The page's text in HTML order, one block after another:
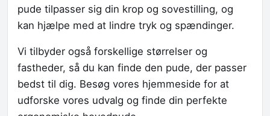
pude tilpasser sig din krop og sovestilling, og
kan hjælpe med at lindre tryk og spændinger.
Vi tilbyder også forskellige størrelser og
fastheder, så du kan finde den pude, der passer
bedst til dig. Besøg vores hjemmeside for at
udforske vores udvalg og finde din perfekte